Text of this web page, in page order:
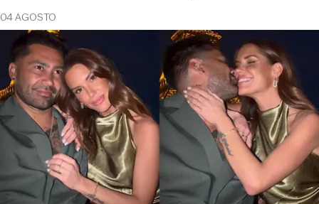
04 AGOSTO